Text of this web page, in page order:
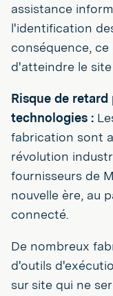
assistance
l'identification
conséquence,
d'atteindre le
Risque de
technologies :
fabrication sont
révolution
fournisseurs de
nouvelle ère, au
connecté.
De nombreux
d'outils
sur site qui ne